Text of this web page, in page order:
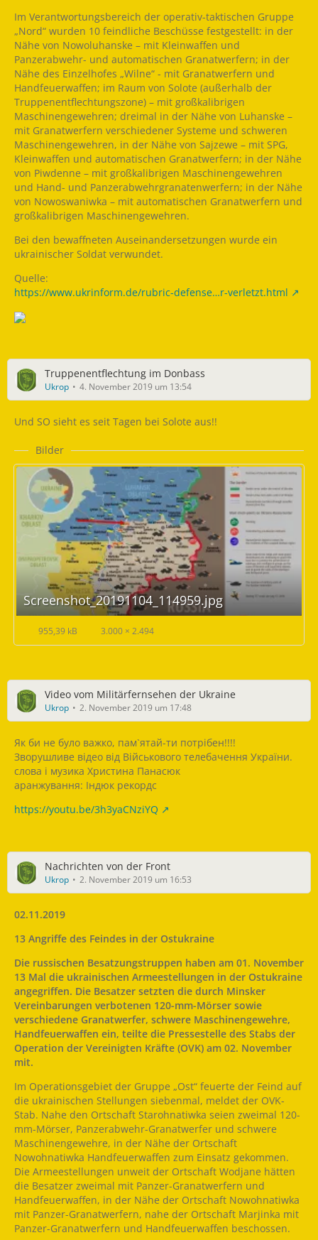
Im Verantwortungsbereich der operativ-taktischen Gruppe
„Nord“ wurden 10 feindliche Beschüsse festgestellt: in der
Nähe von Nowoluhanske – mit Kleinwaffen und
Panzerabwehr- und automatischen Granatwerfern; in der
Nähe des Einzelhofes „Wilne“ - mit Granatwerfern und
Handfeuerwaffen; im Raum von Solote (außerhalb der
Truppenentflechtungszone) – mit großkalibrigen
Maschinengewehren; dreimal in der Nähe von Luhanske –
mit Granatwerfern verschiedener Systeme und schweren
Maschinengewehren, in der Nähe von Sajzewe – mit SPG,
Kleinwaffen und automatischen Granatwerfern; in der Nähe
von Piwdenne – mit großkalibrigen Maschinengewehren
und Hand- und Panzerabwehrgranatenwerfern; in der Nähe
von Nowoswaniwka – mit automatischen Granatwerfern und
großkalibrigen Maschinengewehren.
Bei den bewaffneten Auseinandersetzungen wurde ein
ukrainischer Soldat verwundet.
Quelle:
https://www.ukrinform.de/rubric-defense…r-verletzt.html
Truppenentflechtung im Donbass
Ukrop 4. November 2019 um 13:54
Und SO sieht es seit Tagen bei Solote aus!!
Bilder
Screenshot_20191104_114959.jpg
955,39 kB 3.000 × 2.494
Video vom Militärfernsehen der Ukraine
Ukrop 2. November 2019 um 17:48
Як би не було важко, пам`ятай-ти потрібен!!!!
Зворушливе відео від Військового телебачення України.
слова і музика Христина Панасюк
аранжування: Індюк рекордс
https://youtu.be/3h3yaCNziYQ
Nachrichten von der Front
Ukrop 2. November 2019 um 16:53
02.11.2019
13 Angriffe des Feindes in der Ostukraine
Die russischen Besatzungstruppen haben am 01. November
13 Mal die ukrainischen Armeestellungen in der Ostukraine
angegriffen. Die Besatzer setzten die durch Minsker
Vereinbarungen verbotenen 120-mm-Mörser sowie
verschiedene Granatwerfer, schwere Maschinengewehre,
Handfeuerwaffen ein, teilte die Pressestelle des Stabs der
Operation der Vereinigten Kräfte (OVK) am 02. November
mit.
Im Operationsgebiet der Gruppe „Ost“ feuerte der Feind auf
die ukrainischen Stellungen siebenmal, meldet der OVK-
Stab. Nahe den Ortschaft Starohnatiwka seien zweimal 120-
mm-Mörser, Panzerabwehr-Granatwerfer und schwere
Maschinengewehre, in der Nähe der Ortschaft
Nowohnatiwka Handfeuerwaffen zum Einsatz gekommen.
Die Armeestellungen unweit der Ortschaft Wodjane hätten
die Besatzer zweimal mit Panzer-Granatwerfern und
Handfeuerwaffen, in der Nähe der Ortschaft Nowohnatiwka
mit Panzer-Granatwerfern, nahe der Ortschaft Marjinka mit
Panzer-Granatwerfern und Handfeuerwaffen beschossen.